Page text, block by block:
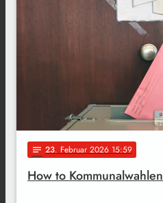
notes 23. Februar 2026 15:59
How to Kommunalwahlen